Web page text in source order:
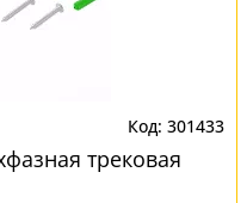
301433
трековая